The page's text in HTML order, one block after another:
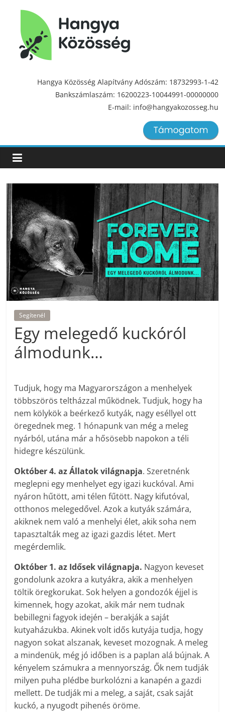
Hangya
Közösség
Hangya Közösség Alapítvány Adószám: 18732993-1-42
Bankszámlaszám: 16200223-10044991-00000000
E-mail: info@hangyakozosseg.hu
Segítenél
Egy melegedő kuckóról
álmodunk…
Tudjuk, hogy ma Magyarországon a menhelyek
többszörös teltházzal működnek. Tudjuk, hogy ha
nem kölykök a beérkező kutyák, nagy eséllyel ott
öregednek meg. 1 hónapunk van még a meleg
nyárból, utána már a hősösebb napokon a téli
hidegre készülünk.
Október 4. az Állatok világnapja. Szeretnénk
meglepni egy menhelyet egy igazi kuckóval. Ami
nyáron hűtött, ami télen fűtött. Nagy kifutóval,
otthonos melegedővel. Azok a kutyák számára,
akiknek nem való a menhelyi élet, akik soha nem
tapasztalták meg az igazi gazdis létet. Mert
megérdemlik.
Október 1. az Idősek világnapja. Nagyon keveset
gondolunk azokra a kutyákra, akik a menhelyen
töltik öregkorukat. Sok helyen a gondozók éjjel is
kimennek, hogy azokat, akik már nem tudnak
bebillegni fagyok idején – berakják a saját
kutyaházukba. Akinek volt idős kutyája tudja, hogy
nagyon sokat alszanak, keveset mozognak. A meleg
a mindenük, még jó időben is a paplan alá bújnak. A
kényelem számukra a mennyország. Ők nem tudják
milyen puha plédbe burkolózni a kanapén a gazdi
mellett. De tudják mi a meleg, a saját, csak saját
kuckó, a nyugodt pihenés öröme.